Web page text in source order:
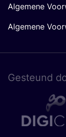
Algemene
Algemene
Gesteund